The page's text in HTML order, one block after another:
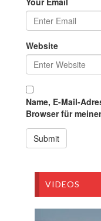
Website
Name, E-Mail-
Browser für
VIDEOS